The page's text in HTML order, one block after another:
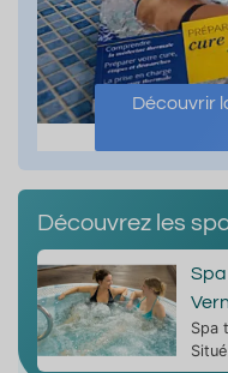
Découvrir
Découvrez les
Spa